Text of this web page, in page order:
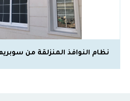
نظام النوافذ المنزلقة من سوبريم